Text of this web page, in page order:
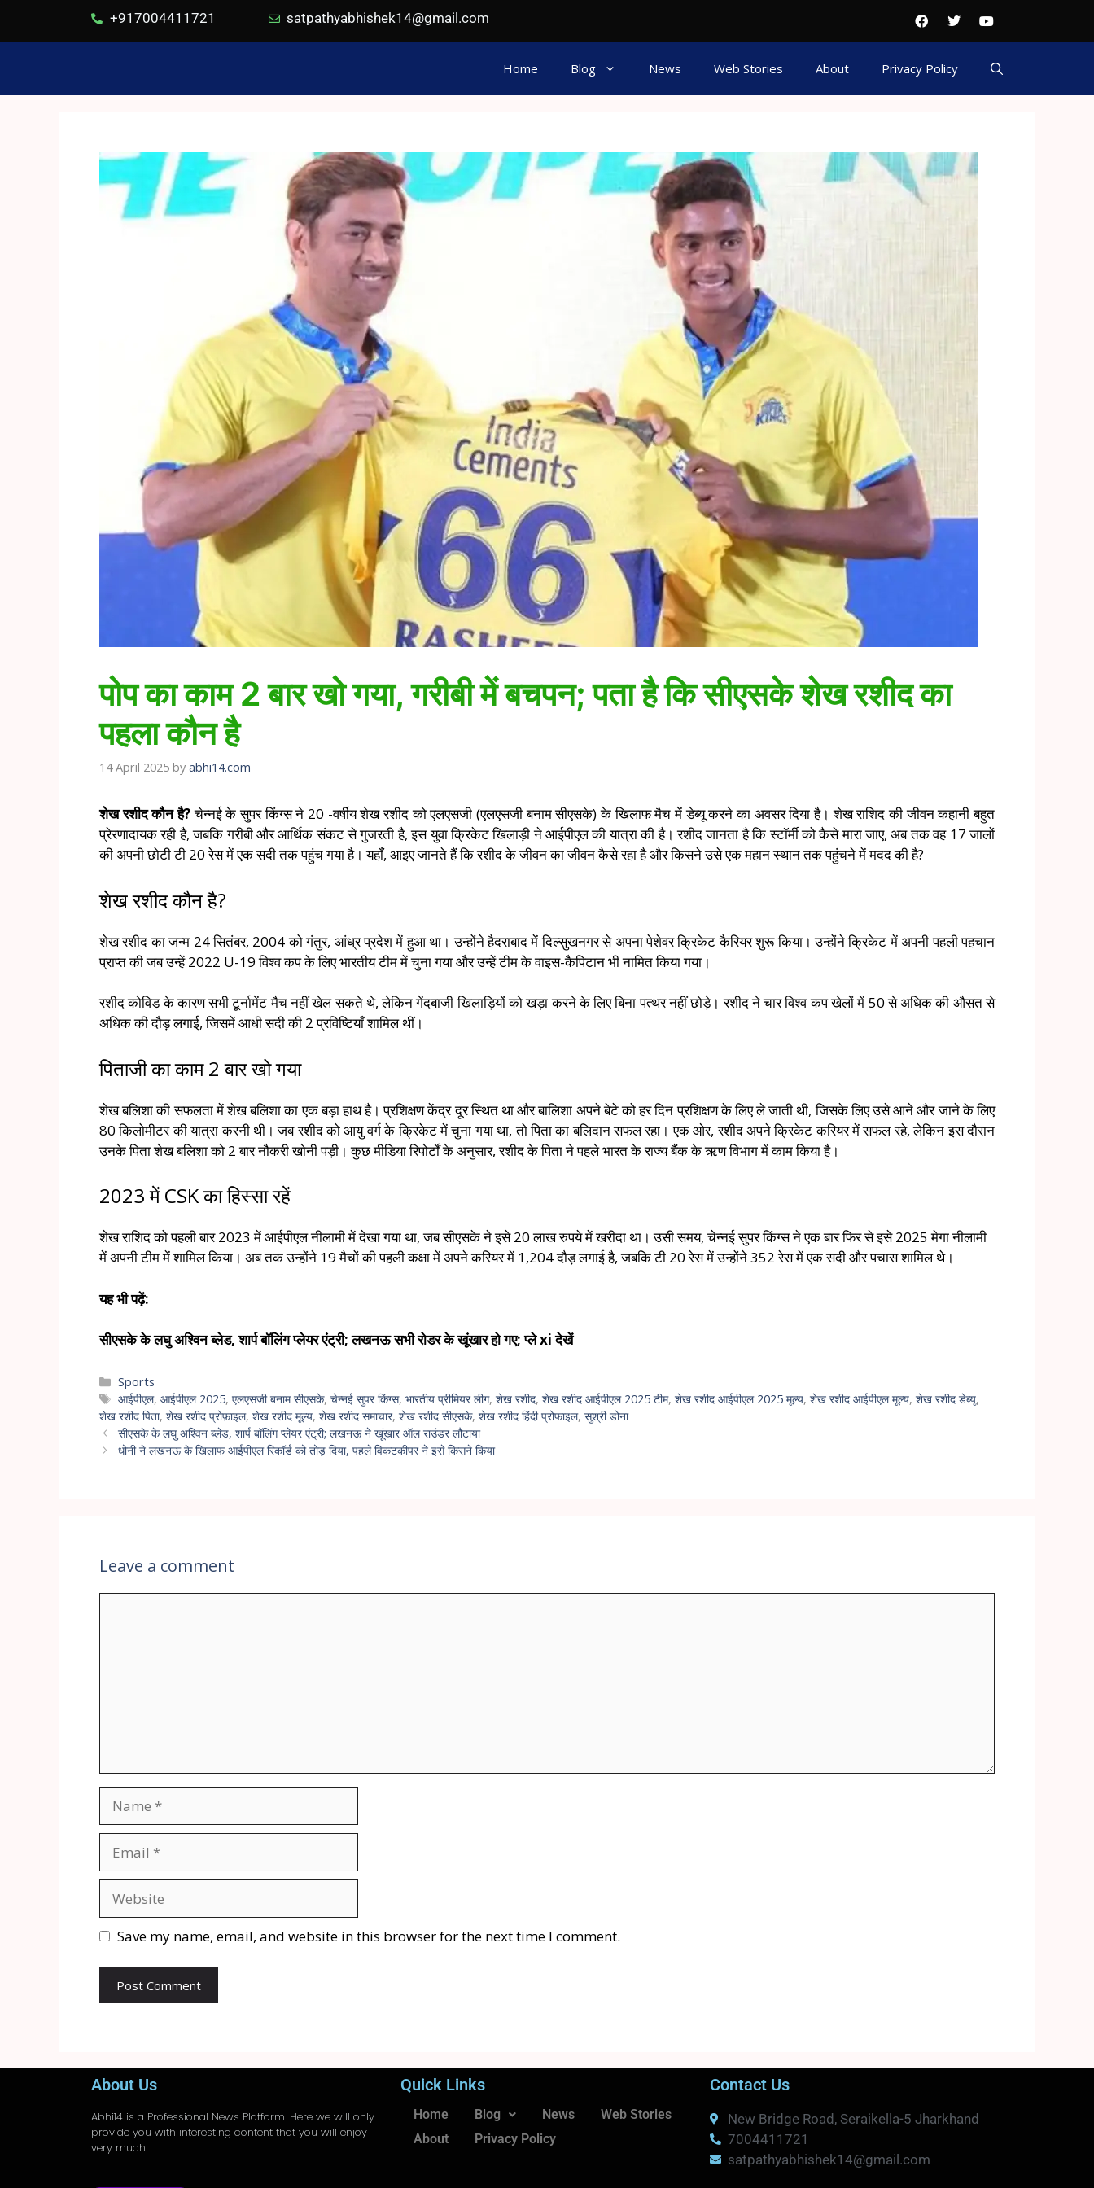
+917004411721 satpathyabhishek14@gmail.com
Home Blog News Web Stories About Privacy Policy
पोप का काम 2 बार खो गया, गरीबी में बचपन; पता है कि सीएसके शेख रशीद का
पहला कौन है
14 April 2025 by abhi14.com
शेख रशीद कौन है?चेन्नई के सुपर किंग्स ने 20 -वर्षीय शेख रशीद को एलएसजी (एलएसजी बनाम सीएसके) के खिलाफ मैच में डेब्यू करने का अवसर दिया है। शेख राशिद की जीवन कहानी बहुत
प्रेरणादायक रही है, जबकि गरीबी और आर्थिक संकट से गुजरती है, इस युवा क्रिकेट खिलाड़ी ने आईपीएल की यात्रा की है। रशीद जानता है कि स्टॉर्मी को कैसे मारा जाए, अब तक वह 17 जालों
की अपनी छोटी टी 20 रेस में एक सदी तक पहुंच गया है। यहाँ, आइए जानते हैं कि रशीद के जीवन का जीवन कैसे रहा है और किसने उसे एक महान स्थान तक पहुंचने में मदद की है?
शेख रशीद कौन है?
शेख रशीद का जन्म 24 सितंबर, 2004 को गंतुर, आंध्र प्रदेश में हुआ था। उन्होंने हैदराबाद में दिल्सुखनगर से अपना पेशेवर क्रिकेट कैरियर शुरू किया। उन्होंने क्रिकेट में अपनी पहली पहचान
प्राप्त की जब उन्हें 2022 U-19 विश्व कप के लिए भारतीय टीम में चुना गया और उन्हें टीम के वाइस-कैपिटान भी नामित किया गया।
रशीद कोविड के कारण सभी टूर्नामेंट मैच नहीं खेल सकते थे, लेकिन गेंदबाजी खिलाड़ियों को खड़ा करने के लिए बिना पत्थर नहीं छोड़े। रशीद ने चार विश्व कप खेलों में 50 से अधिक की औसत से
अधिक की दौड़ लगाई, जिसमें आधी सदी की 2 प्रविष्टियाँ शामिल थीं।
पिताजी का काम 2 बार खो गया
शेख बलिशा की सफलता में शेख बलिशा का एक बड़ा हाथ है। प्रशिक्षण केंद्र दूर स्थित था और बालिशा अपने बेटे को हर दिन प्रशिक्षण के लिए ले जाती थी, जिसके लिए उसे आने और जाने के लिए
80 किलोमीटर की यात्रा करनी थी। जब रशीद को आयु वर्ग के क्रिकेट में चुना गया था, तो पिता का बलिदान सफल रहा। एक ओर, रशीद अपने क्रिकेट करियर में सफल रहे, लेकिन इस दौरान
उनके पिता शेख बलिशा को 2 बार नौकरी खोनी पड़ी। कुछ मीडिया रिपोर्टों के अनुसार, रशीद के पिता ने पहले भारत के राज्य बैंक के ऋण विभाग में काम किया है।
2023 में CSK का हिस्सा रहें
शेख राशिद को पहली बार 2023 में आईपीएल नीलामी में देखा गया था, जब सीएसके ने इसे 20 लाख रुपये में खरीदा था। उसी समय, चेन्नई सुपर किंग्स ने एक बार फिर से इसे 2025 मेगा नीलामी
में अपनी टीम में शामिल किया। अब तक उन्होंने 19 मैचों की पहली कक्षा में अपने करियर में 1,204 दौड़ लगाई है, जबकि टी 20 रेस में उन्होंने 352 रेस में एक सदी और पचास शामिल थे।
यह भी पढ़ें:
सीएसके के लघु अश्विन ब्लेड, शार्प बॉलिंग प्लेयर एंट्री; लखनऊ सभी रोडर के खूंखार हो गए; प्ले xi देखें
Sports
आईपीएल,आईपीएल 2025,एलएसजी बनाम सीएसके,चेन्नई सुपर किंग्स,भारतीय प्रीमियर लीग,शेख रशीद,शेख रशीद आईपीएल 2025 टीम,शेख रशीद आईपीएल 2025 मूल्य,शेख रशीद आईपीएल मूल्य,शेख रशीद डेब्यू,
शेख रशीद पिता, शेख रशीद प्रोफ़ाइल, शेख रशीद मूल्य, शेख रशीद समाचार, शेख रशीद सीएसके, शेख रशीद हिंदी प्रोफाइल, सुश्री डोना
सीएसके के लघु अश्विन ब्लेड, शार्प बॉलिंग प्लेयर एंट्री; लखनऊ ने खूंखार ऑल राउंडर लौटाया
धोनी ने लखनऊ के खिलाफ आईपीएल रिकॉर्ड को तोड़ दिया, पहले विकटकीपर ने इसे किसने किया
Leave a comment
Save my name, email, and website in this browser for the next time I comment.
About Us
Abhi14 is a Professional News Platform. Here we will only
provide you with interesting content that you will enjoy
very much.
Quick Links
Home Blog News
Web Stories
About
Privacy Policy
Contact Us
New Bridge Road, Seraikella-5 Jharkhand
7004411721
satpathyabhishek14@gmail.com